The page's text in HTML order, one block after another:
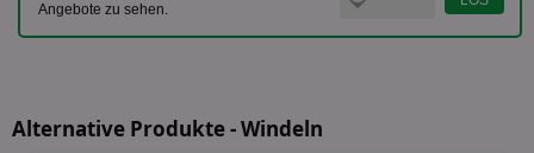
Angebote zu sehen.
Alternative Produkte - Windeln